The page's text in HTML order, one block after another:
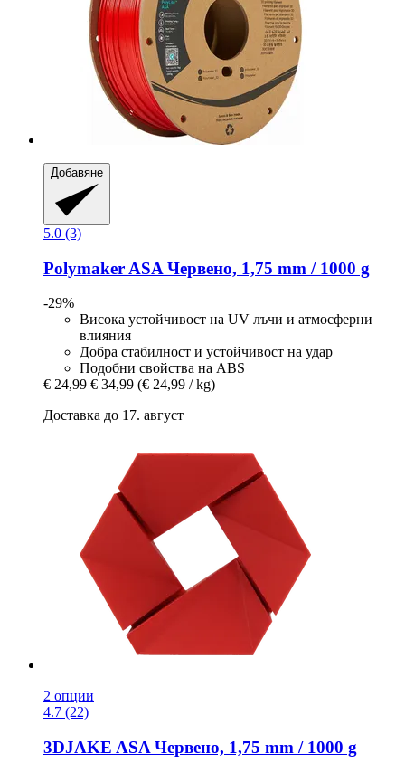
Добавяне
5.0 (3)
Polymaker ASA Червено, 1,75 mm / 1000 g
-29%
Висока устойчивост на UV лъчи и атмосферни
влияния
Добра стабилност и устойчивост на удар
Подобни свойства на ABS
€ 24,99 € 34,99 (€ 24,99 / kg)
Доставка до 17. август
2 опции
4.7 (22)
3DJAKE ASA Червено, 1,75 mm / 1000 g